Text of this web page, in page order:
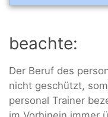
beachte:
Der Beruf des
nicht geschützt,
personal Trainer